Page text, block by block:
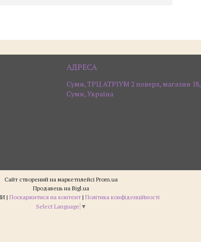
Суми, ТРЦ АТРІУМ 2 поверх, магазин 18,
Суми, Україна
Сайт створений на маркетплейсі Prom.ua
Продавець на Bigl.ua
ЛАМБРЕ-СУМИ | Поскаржитися на контент | Політика конфіденційності
Select Language ▼